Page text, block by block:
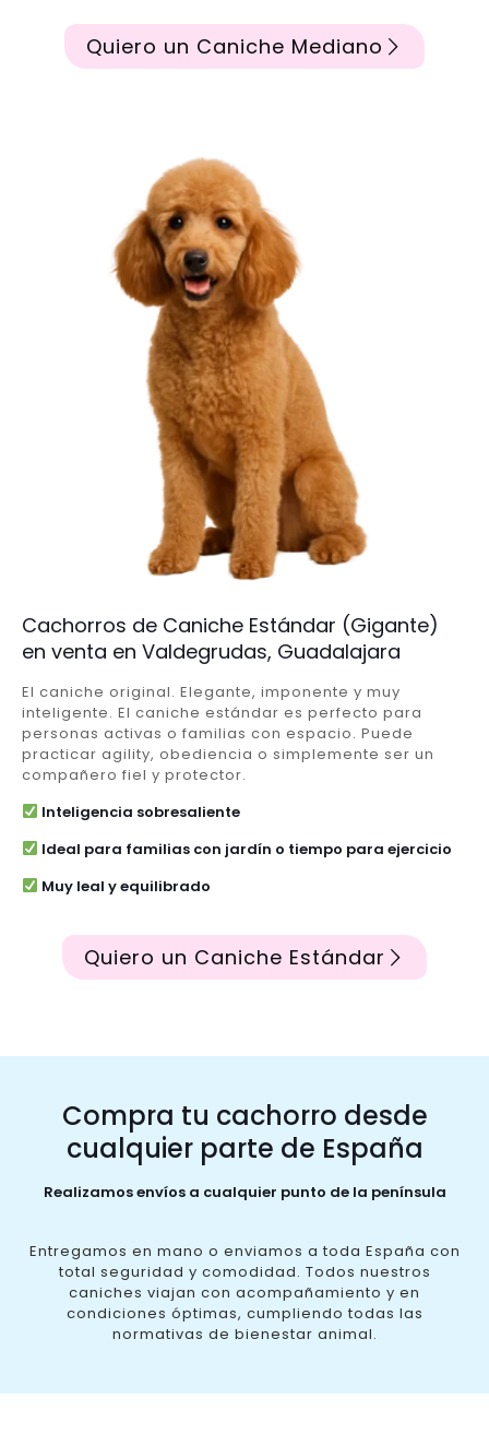
Quiero un Caniche Mediano
Cachorros de Caniche Estándar (Gigante)
en venta en Valdegrudas, Guadalajara
El caniche original. Elegante, imponente y muy
inteligente. El caniche estándar es perfecto para
personas activas o familias con espacio. Puede
practicar agility, obediencia o simplemente ser un
compañero fiel y protector.
Inteligencia sobresaliente
Ideal para familias con jardín o tiempo para ejercicio
Muy leal y equilibrado
Quiero un Caniche Estándar
Compra tu cachorro desde
cualquier parte de España
Realizamos envíos a cualquier punto de la península
Entregamos en mano o enviamos a toda España con
total seguridad y comodidad. Todos nuestros
caniches viajan con acompañamiento y en
condiciones óptimas, cumpliendo todas las
normativas de bienestar animal.